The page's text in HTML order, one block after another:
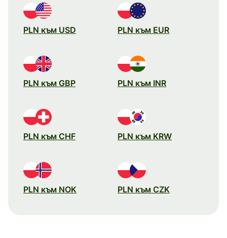
PLN към USD PLN към EUR
PLN към GBP PLN към INR
PLN към CHF PLN към KRW
PLN към NOK PLN към CZK